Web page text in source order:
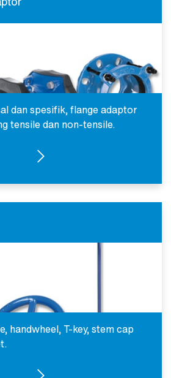
dan spesifik, flange adaptor
tensile dan non-tensile.
COUPLING & ADAPTOR
handwheel, T-key, stem cap
AKSESORIS